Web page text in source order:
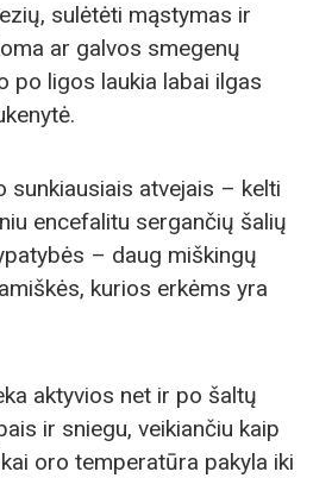
sulėtėti mąstymas ir
ar galvos smegenų
po ligos laukia labai ilgas
sunkiausiais atvejais – kelti
encefalitu sergančių šalių
– daug miškingų
kurios erkėms yra
aktyvios net ir po šaltų
ir sniegu, veikiančiu kaip
oro temperatūra pakyla iki